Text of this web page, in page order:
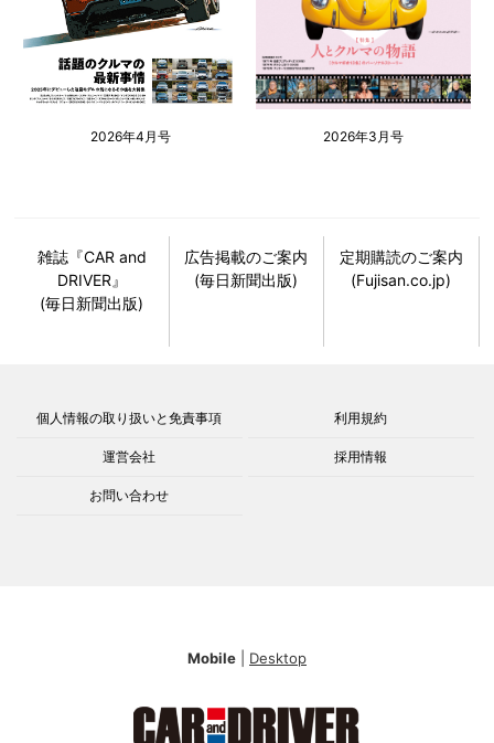
2026年4月号 2026年3月号
雑誌『CAR and
DRIVER』
(毎日新聞出版)
広告掲載のご案内
(毎日新聞出版)
定期購読のご案内
(Fujisan.co.jp)
個人情報の取り扱いと免責事項 利用規約
運営会社 採用情報
お問い合わせ
Mobile Desktop